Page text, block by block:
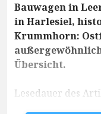
Bauwagen in
in Harlesiel,
Krummhorn:
Übersicht.
Lesedauer des